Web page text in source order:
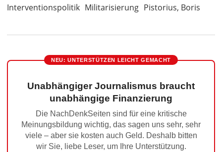
Interventionspolitik Militarisierung Pistorius, Boris
NEU: UNTERSTÜTZEN LEICHT GEMACHT
Unabhängiger Journalismus braucht
unabhängige Finanzierung
Die NachDenkSeiten sind für eine kritische
Meinungsbildung wichtig, das sagen uns sehr, sehr
viele – aber sie kosten auch Geld. Deshalb bitten
wir Sie, liebe Leser, um Ihre Unterstützung.